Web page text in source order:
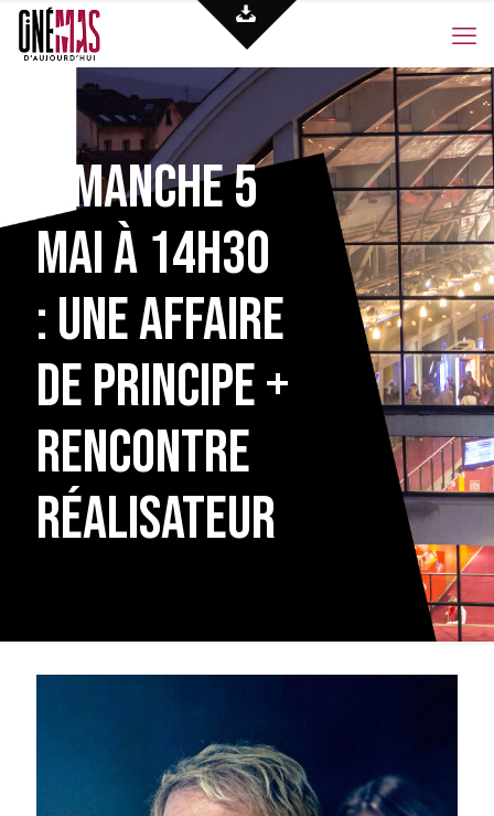
Dimanche 5
mai à 14h30
: Une affaire
de principe +
rencontre
réalisateur